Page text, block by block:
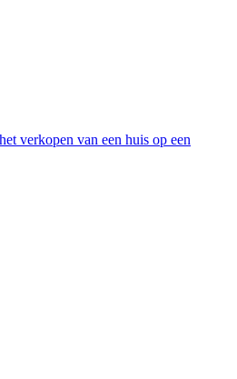
verkopen van een huis op een